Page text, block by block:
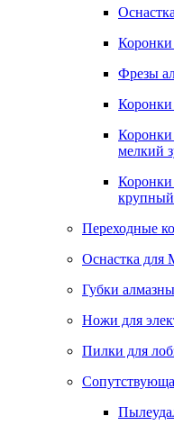
Коронки
Фрезы
Коронки
Коронки
мелкий
Коронки
крупный
Переходные
Оснастка
Губки
Ножи для
Пилки для